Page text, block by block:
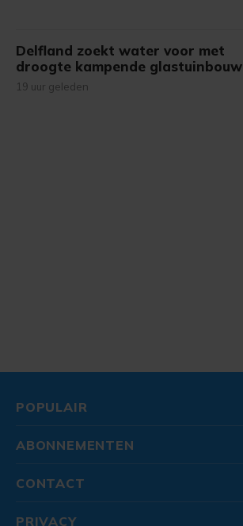
Delfland zoekt water voor met
droogte kampende glastuinbouw
19 uur geleden
POPULAIR
ABONNEMENTEN
CONTACT
PRIVACY